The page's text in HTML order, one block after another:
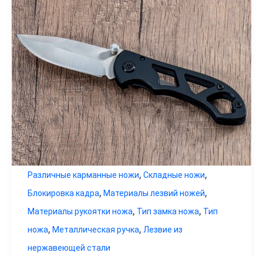
Различные карманные ножи, Складные ножи,
Блокировка кадра, Материалы лезвий ножей,
Материалы рукоятки ножа, Тип замка ножа, Тип
ножа, Металлическая ручка, Лезвие из
нержавеющей стали